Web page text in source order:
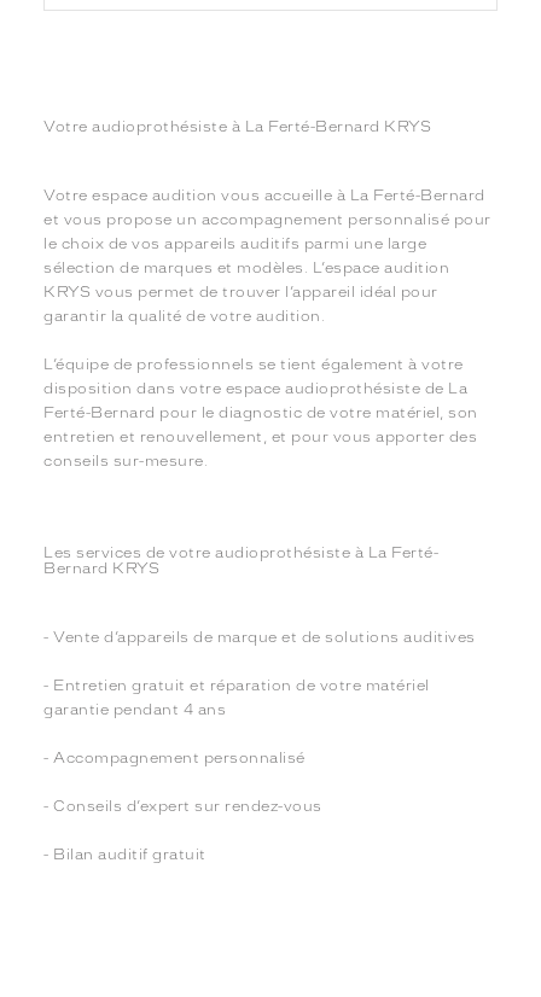
Votre audioprothésiste à La Ferté-Bernard KRYS
Votre espace audition vous accueille à La Ferté-Bernard
et vous propose un accompagnement personnalisé pour
le choix de vos appareils auditifs parmi une large
sélection de marques et modèles. L’espace audition
KRYS vous permet de trouver l’appareil idéal pour
garantir la qualité de votre audition.
L’équipe de professionnels se tient également à votre
disposition dans votre espace audioprothésiste de La
Ferté-Bernard pour le diagnostic de votre matériel, son
entretien et renouvellement, et pour vous apporter des
conseils sur-mesure.
Les services de votre audioprothésiste à La Ferté-
Bernard KRYS
- Vente d’appareils de marque et de solutions auditives
- Entretien gratuit et réparation de votre matériel
garantie pendant 4 ans
- Accompagnement personnalisé
- Conseils d’expert sur rendez-vous
- Bilan auditif gratuit